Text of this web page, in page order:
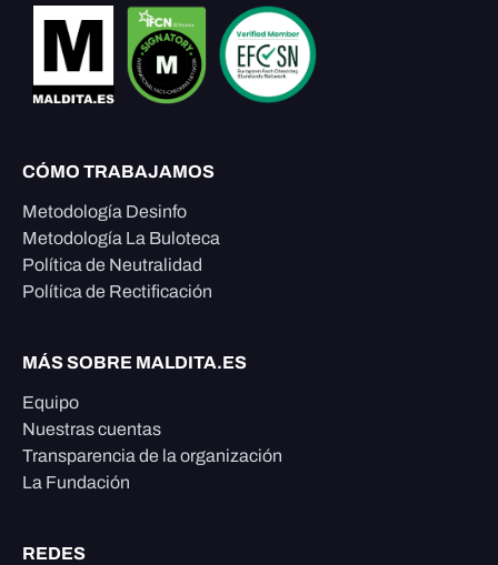
CÓMO TRABAJAMOS
Metodología Desinfo
Metodología La Buloteca
Política de Neutralidad
Política de Rectificación
MÁS SOBRE MALDITA.ES
Equipo
Nuestras cuentas
Transparencia de la organización
La Fundación
REDES